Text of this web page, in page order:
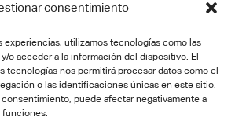
consentimiento
experiencias, utilizamos tecnologías como las
o acceder a la información del dispositivo. El
tecnologías nos permitirá procesar datos como el
o las identificaciones únicas en este sitio.
puede afectar negativamente a
funciones.